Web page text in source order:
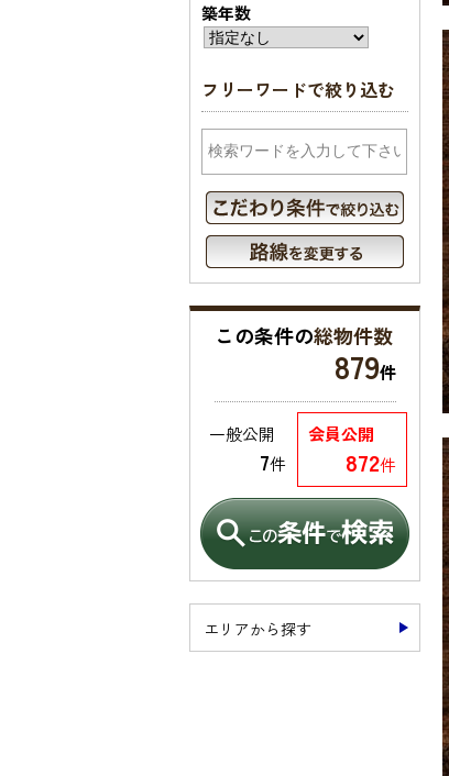
築年数
フリーワードで絞り込む
この条件の総物件数
879件
会員公開
872件
一般公開
7件
エリアから探す